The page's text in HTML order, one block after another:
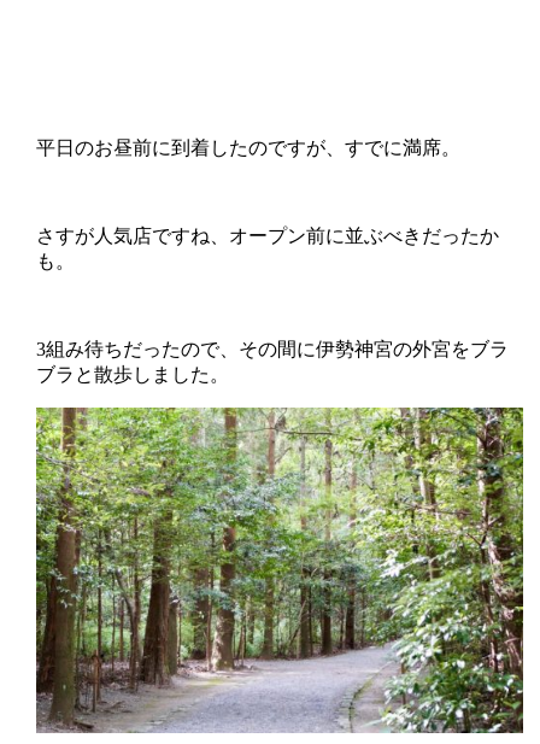
平日のお昼前に到着したのですが、すでに満席。
さすが人気店ですね、オープン前に並ぶべきだったか
も。
3組み待ちだったので、その間に伊勢神宮の外宮をブラ
ブラと散歩しました。